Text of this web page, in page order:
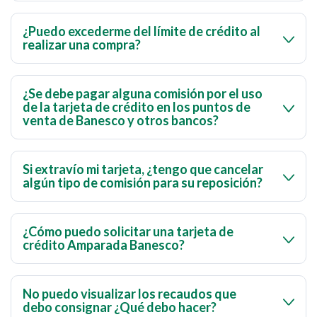
Para verificar el estatus de tu solicitud, ingresa aBanca
por Internet > Solicitudes Online Tarjetas de
Crédito > Opción Mis Solicitudes
¿Puedo excederme del límite de crédito al
realizar una compra?
Ninguna compra con tarjeta de crédito, puede
excederse del límite estipulado. Si intentas realizar una
compra mayor a dicho límite o a la disponibilidad que
tengas en la tarjeta, será rechazada.
¿Se debe pagar alguna comisión por el uso
de la tarjeta de crédito en los puntos de
venta de Banesco y otros bancos?
No se deben pagar comisiones por el uso de la tarjeta de
crédito en los puntos de venta.
Si extravío mi tarjeta, ¿tengo que cancelar
algún tipo de comisión para su reposición?
Sí, debes pagar una comisión para reponerla por
extravío, robo o deterioro, según el tipo de tu tarjeta de
crédito. Consulta nuestra sección de tarifas y
comisiones para conocer los costos.
¿Cómo puedo solicitar una tarjeta de
crédito Amparada Banesco?
Para solicitar una Tarjeta Amparada requieres un fiador
que tenga Tarjeta de Crédito Banesco. Descarga la
planilla requerida y entrégala en la Agencia Banesco de
No puedo visualizar los recaudos que
debo consignar ¿Qué debo hacer?